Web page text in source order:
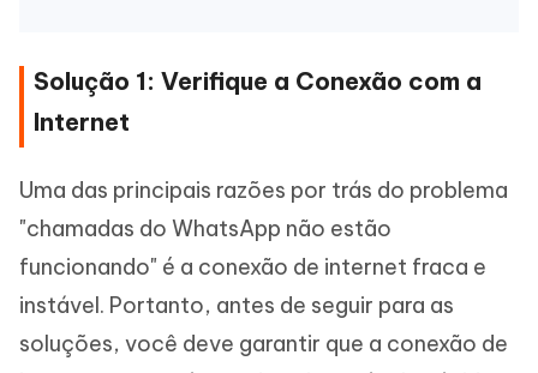
Solução 1: Verifique a Conexão com a
Internet
Uma das principais razões por trás do problema
"chamadas do WhatsApp não estão
funcionando" é a conexão de internet fraca e
instável. Portanto, antes de seguir para as
soluções, você deve garantir que a conexão de